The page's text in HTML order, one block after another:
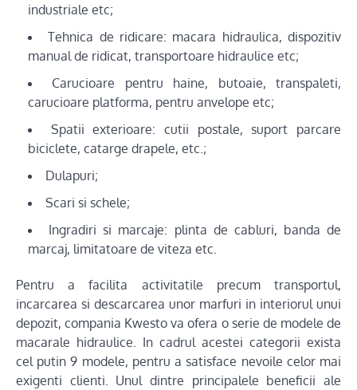
industriale etc;
Tehnica de ridicare: macara hidraulica, dispozitiv
manual de ridicat, transportoare hidraulice etc;
Carucioare pentru haine, butoaie, transpaleti,
carucioare platforma, pentru anvelope etc;
Spatii exterioare: cutii postale, suport parcare
biciclete, catarge drapele, etc.;
Dulapuri;
Scari si schele;
Ingradiri si marcaje: plinta de cabluri, banda de
marcaj, limitatoare de viteza etc.
Pentru a facilita activitatile precum transportul,
incarcarea si descarcarea unor marfuri in interiorul unui
depozit, compania Kwesto va ofera o serie de modele de
macarale hidraulice. In cadrul acestei categorii exista
cel putin 9 modele, pentru a satisface nevoile celor mai
exigenti clienti. Unul dintre principalele beneficii ale